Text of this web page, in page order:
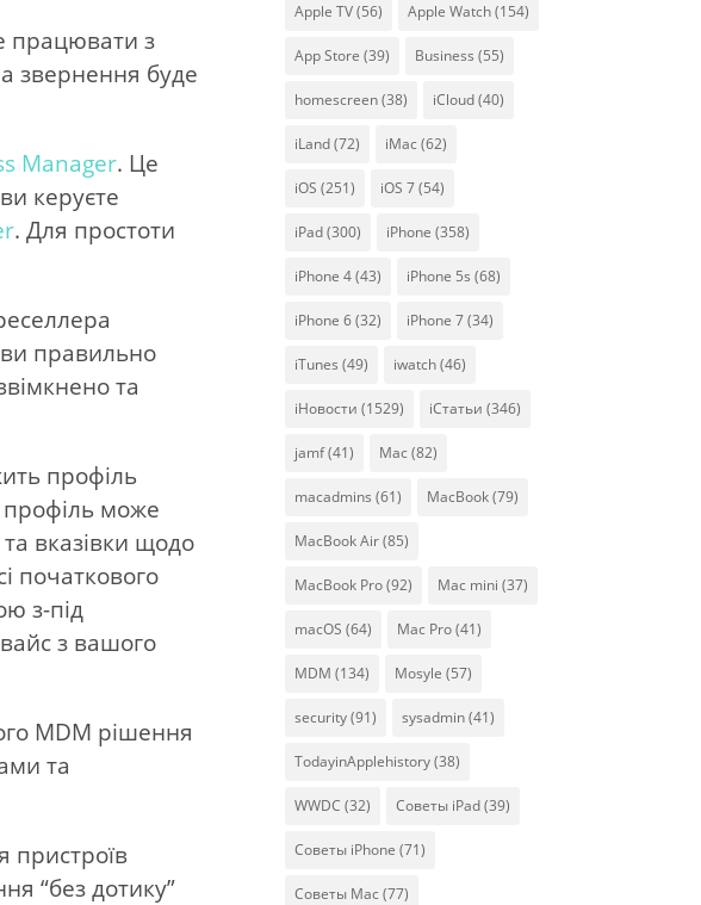
працювати з
звернення буде
Manager. Це
керуєте
. Для простоти
ви правильно
та
профіль
профіль може
вказівки щодо
початкового
з-під
з вашого
MDM рішення
та
пристроїв
“без дотику”
Apple TV(56) Apple Watch(154)
App Store (39) Business (55)
homescreen(38) iCloud(40)
iLand(72) iMac (62)
iOS (251) iOS 7(54)
iPad(300) iPhone (358)
iPhone 4(43) iPhone 5s (68)
iPhone 6(32) iPhone 7(34)
iTunes (49) iwatch(46)
iНовости (1529) iСтатьи (346)
jamf(41) Mac (82)
macadmins (61) MacBook(79)
MacBook Air(85)
MacBook Pro(92) Mac mini (37)
macOS (64) Mac Pro(41)
MDM (134) Mosyle (57)
security(91) sysadmin(41)
TodayinApplehistory(38)
WWDC (32) Советы iPad(39)
Советы iPhone (71)
Советы Mac (77)